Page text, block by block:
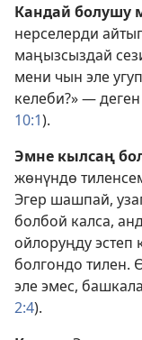
Кандай болушу
нерселерди
маңызсыздай
мени чын эле
келеби?» —
10:1).
Эмне кылсаң
жөнүндө
Эгер шашпай,
болбой калса,
ойлоруңду эстеп
болгондо тилен.
эле эмес,
2:4).